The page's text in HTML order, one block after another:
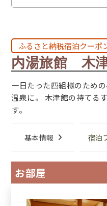
ふるさと納税宿泊クーポ
内湯旅館 木
一日たった四組様のため
温泉に。 木津館の持てる
す。
基本情報 宿泊
お部屋